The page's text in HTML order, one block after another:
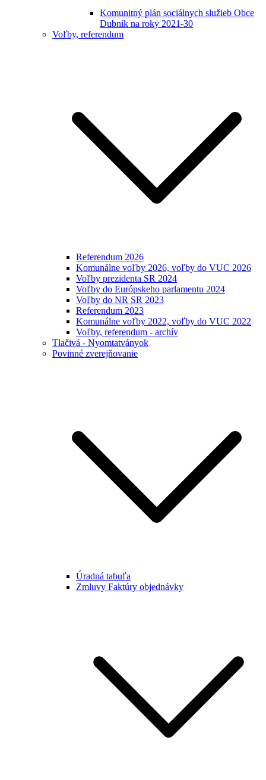
Komunitný plán sociálnych služieb Obce
Dubník na roky 2021-30
Voľby, referendum
Referendum 2026
Komunálne voľby 2026, voľby do VUC 2026
Voľby prezidenta SR 2024
Voľby do Európskeho parlamentu 2024
Voľby do NR SR 2023
Referendum 2023
Komunálne voľby 2022, voľby do VUC 2022
Voľby, referendum - archív
Tlačivá - Nyomtatványok
Povinné zverejňovanie
Úradná tabuľa
Zmluvy Faktúry objednávky